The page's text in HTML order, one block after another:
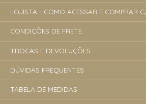
LOJISTA - COMO ACESSAR E COMPRAR
CONDIÇÕES DE FRETE
TROCAS E DEVOLUÇÕES
DÚVIDAS FREQUENTES
TABELA DE MEDIDAS